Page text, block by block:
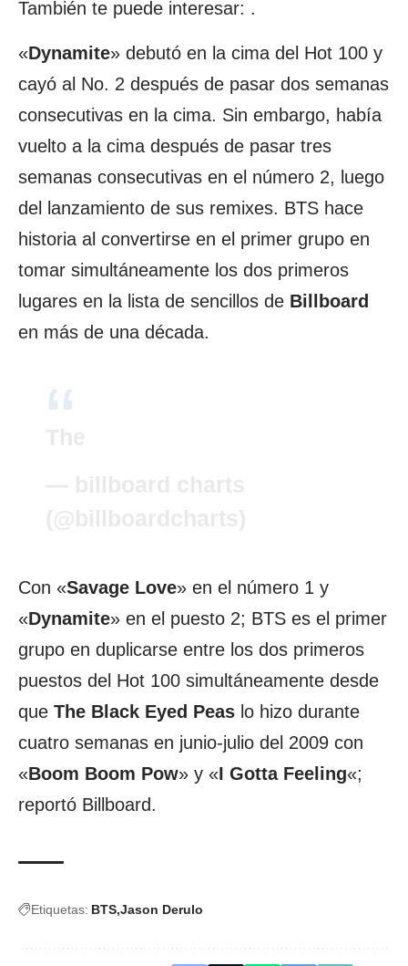
También te puede interesar: .
«Dynamite» debutó en la cima del Hot 100 y
cayó al No. 2 después de pasar dos semanas
consecutivas en la cima. Sin embargo, había
vuelto a la cima después de pasar tres
semanas consecutivas en el número 2, luego
del lanzamiento de sus remixes. BTS hace
historia al convertirse en el primer grupo en
tomar simultáneamente los dos primeros
lugares en la lista de sencillos de Billboard
en más de una década.
Con «Savage Love» en el número 1 y
«Dynamite» en el puesto 2; BTS es el primer
grupo en duplicarse entre los dos primeros
puestos del Hot 100 simultáneamente desde
que The Black Eyed Peas lo hizo durante
cuatro semanas en junio-julio del 2009 con
«Boom Boom Pow» y «I Gotta Feeling«;
reportó Billboard.
Etiquetas: BTS Jason Derulo